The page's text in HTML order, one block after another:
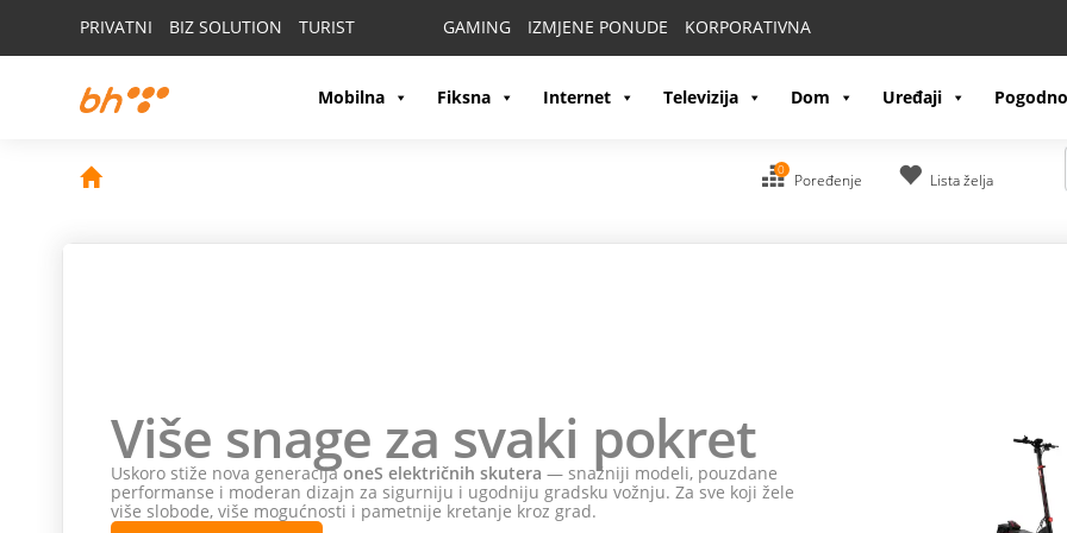
PRIVATNI BIZ SOLUTION TURIST GAMING IZMJENE PONUDE KORPORATIVNA
Mobilna Fiksna Internet Televizija Dom Uređaji
0
Poređenje Lista želja
Više snage za svaki pokret
Uskoro stiže nova generacijaoneS električnih skutera — snažniji modeli, pouzdane
performanse i moderan dizajn za sigurniju i ugodniju gradsku vožnju. Za sve koji žele
više slobode, više mogućnosti i pametnije kretanje kroz grad.